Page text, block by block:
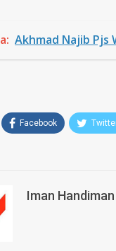
Akhmad Najib Pjs
Facebook
Iman Handiman